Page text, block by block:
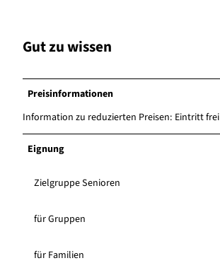
Gut zu wissen
Preisinformationen
Information zu reduzierten Preisen: Eintritt frei
Eignung
Zielgruppe Senioren
für Gruppen
für Familien